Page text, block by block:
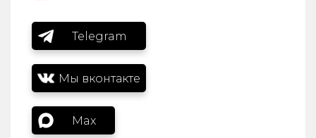
Telegram
Мы вконтакте
Max